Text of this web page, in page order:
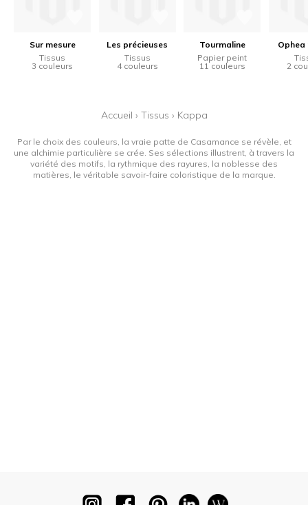
Sur mesure
Tissus
3 couleurs
Les précieuses
Tissus
4 couleurs
Tourmaline
Papier peint
11 couleurs
Ophea
2
Accueil › Tissus › Kappa
Par le choix des couleurs, la vraie patte de Casamance se révèle, et
une alchimie particulière se crée. Ses sélections illustrent, à travers la
variété des motifs, la rythmique des rayures, la noblesse des
matières, le véritable savoir-faire coloristique de la marque.